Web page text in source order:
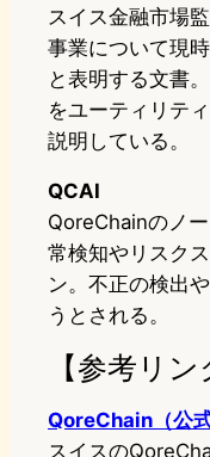
スイス金融市場
事業について現
と表明する文書
をユーティリテ
説明している。
QCAI
QoreChainのノ
常検知やリスク
ン。不正の検出
うとされる。
【参考リン
QoreChain（公式
スイスの